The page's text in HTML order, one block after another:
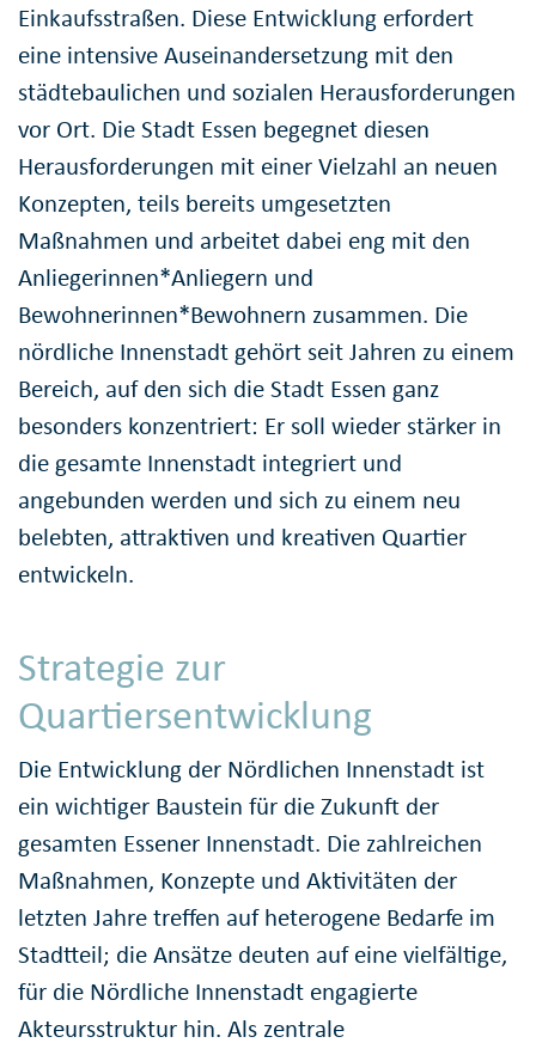
Einkaufsstraßen. Diese Entwicklung erfordert
eine intensive Auseinandersetzung mit den
städtebaulichen und sozialen Herausforderungen
vor Ort. Die Stadt Essen begegnet diesen
Herausforderungen mit einer Vielzahl an neuen
Konzepten, teils bereits umgesetzten
Maßnahmen und arbeitet dabei eng mit den
Anliegerinnen*Anliegern und
Bewohnerinnen*Bewohnern zusammen. Die
nördliche Innenstadt gehört seit Jahren zu einem
Bereich, auf den sich die Stadt Essen ganz
besonders konzentriert: Er soll wieder stärker in
die gesamte Innenstadt integriert und
angebunden werden und sich zu einem neu
belebten, attraktiven und kreativen Quartier
entwickeln.
Strategie zur
Quartiersentwicklung
Die Entwicklung der Nördlichen Innenstadt ist
ein wichtiger Baustein für die Zukunft der
gesamten Essener Innenstadt. Die zahlreichen
Maßnahmen, Konzepte und Aktivitäten der
letzten Jahre treffen auf heterogene Bedarfe im
Stadtteil; die Ansätze deuten auf eine vielfältige,
für die Nördliche Innenstadt engagierte
Akteursstruktur hin. Als zentrale